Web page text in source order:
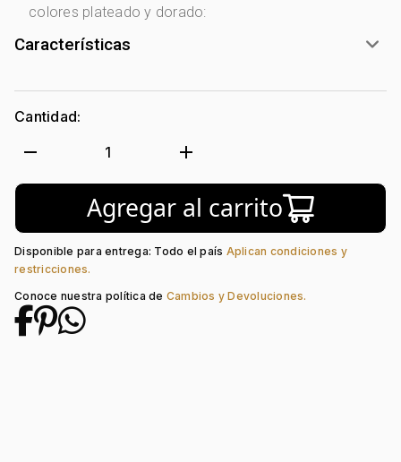
colores plateado y dorado:
Características
Marca: Bulova
Género:
Forma de caja:
Movimiento:
Color del Bisel: Dorado
Color del tablero: Dorado + Plateado
Color del Pulso:
Dorado + Plateado
Estilo de numeración:
Index
Material del pulso:
Cantidad:
remove 1 add
Agregar al carrito
Disponible para entrega: Todo el país Aplican condiciones y
restricciones.
Conoce nuestra política de Cambios y Devoluciones.